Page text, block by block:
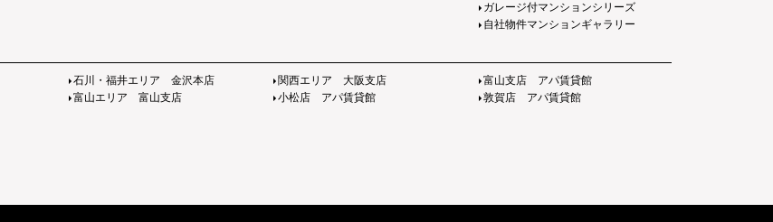
ガレージ付マンションシリーズ
自社物件マンションギャラリー
石川・福井エリア 金沢本店 関西エリア 大阪支店
富山支店 アパ賃貸館
富山エリア 富山支店 小松店 アパ賃貸館
敦賀店 アパ賃貸館